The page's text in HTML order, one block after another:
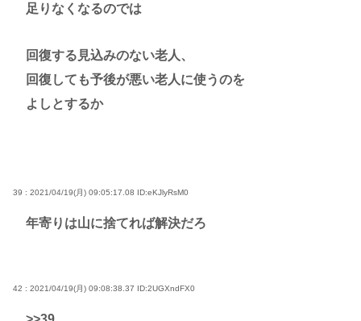
足りなくなるのでは
回復する見込みのない老人、
回復しても予後が悪い老人に使うのを
よしとするか
39 : 2021/04/19(月) 09:05:17.08 ID:eKJlyRsM0
年寄りは山に捨てれば解決だろ
42 : 2021/04/19(月) 09:08:38.37 ID:2UGXndFX0